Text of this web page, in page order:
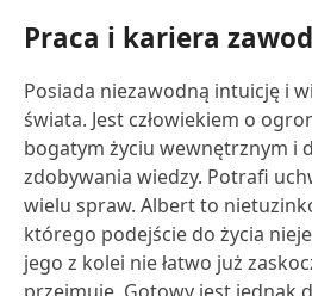
Praca i kariera
Posiada niezawodną intuicję i
świata. Jest człowiekiem o
bogatym życiu wewnętrznym i
zdobywania wiedzy. Potrafi
wielu spraw. Albert to
którego podejście do życia
jego z kolei nie łatwo już